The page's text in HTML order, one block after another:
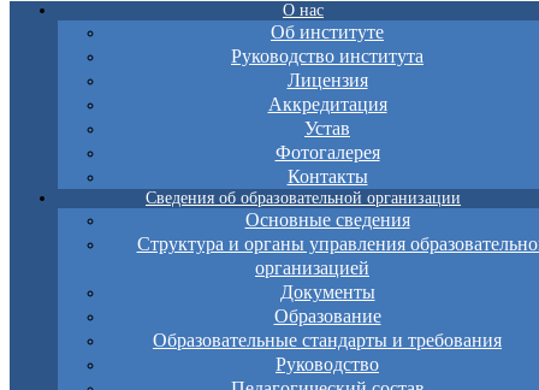
О нас
Об институте
Руководство института
Лицензия
Аккредитация
Устав
Фотогалерея
Контакты
Сведения об образовательной организации
Основные сведения
Структура и органы управления
организацией
Документы
Образование
Образовательные стандарты и требования
Руководство